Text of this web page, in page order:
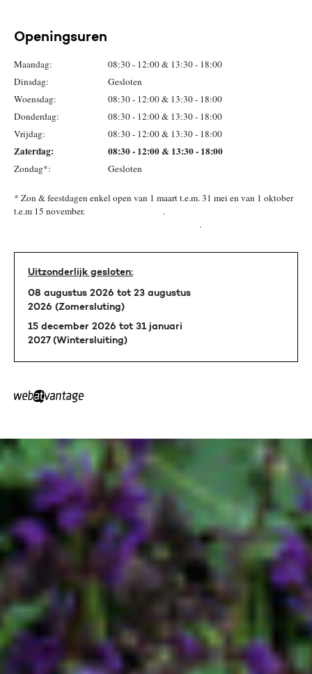
Openingsuren
Maandag:
08:30 - 12:00 & 13:30 - 18:00
Dinsdag:
Gesloten
Woensdag:
08:30 - 12:00 & 13:30 - 18:00
Donderdag:
08:30 - 12:00 & 13:30 - 18:00
Vrijdag:
08:30 - 12:00 & 13:30 - 18:00
Zaterdag: 08:30 - 12:00 & 13:30 - 18:00
Zondag*: Gesloten
* Zon & feestdagen enkel open van 1 maart t.e.m. 31 mei en van 1 oktober
t.e.m 15 november. .
.
Uitzonderlijk gesloten:
08 augustus 2026 tot 23 augustus
2026 (Zomersluting)
15 december 2026 tot 31 januari
2027 (Wintersluiting)